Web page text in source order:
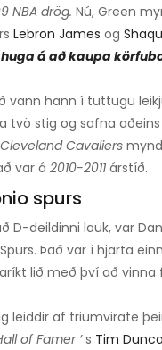
NBA drög. Nú, Green
Lebron James og
á að kaupa
vann hann í tuttugu
tvö stig og safna
Cleveland Cavaliers
var á 2010-2011 árstíð.
spurs
D-deildinni lauk, var
Það var í hjarta
lið með því að vinna
leiddir af triumvirate
of Famer ’s Tim